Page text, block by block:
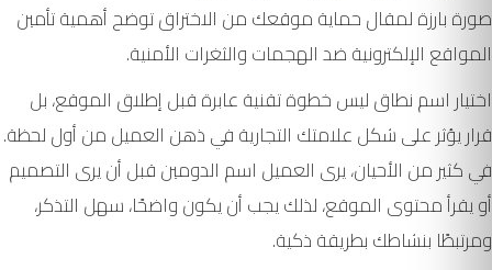
صورة بارزة لمقال حماية موقعك من الاختراق توضح أهمية تأمين
المواقع الإلكترونية ضد الهجمات والثغرات الأمنية.
اختيار اسم نطاق ليس خطوة تقنية عابرة قبل إطلاق الموقع، بل
قرار يؤثر على شكل علامتك التجارية في ذهن العميل من أول لحظة.
في كثير من الأحيان، يرى العميل اسم الدومين قبل أن يرى التصميم
أو يقرأ محتوى الموقع، لذلك يجب أن يكون واضحًا، سهل التذكر،
ومرتبطًا بنشاطك بطريقة ذكية.